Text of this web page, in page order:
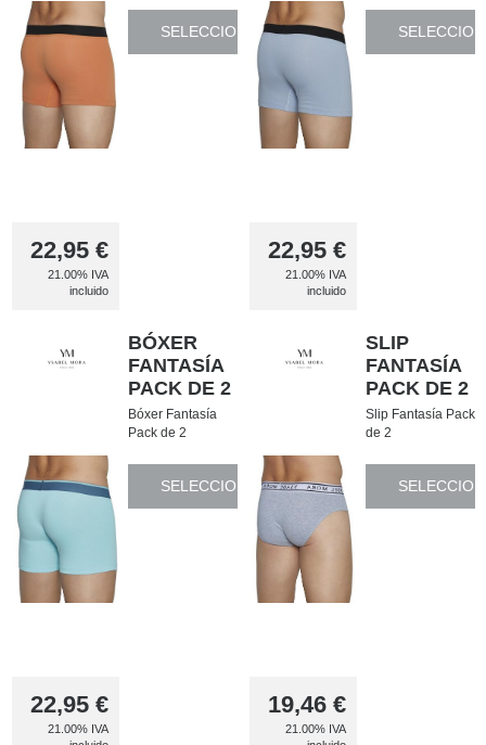
22,95 €
21.00% IVA
incluido
SELECCIONAR
22,95 €
21.00% IVA
incluido
22,95 €
21.00% IVA
BÓXER
FANTASÍA
PACK DE 2
Bóxer Fantasía
Pack de 2
SELECCIONAR
19,46 €
21.00% IVA
SLIP
FANTASÍA
PACK DE 2
Slip Fantasía Pack
de 2